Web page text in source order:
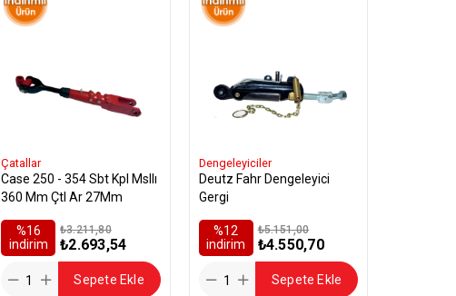
Çatallar
Case 250 - 354 Sbt Kpl Msllı
360 Mm Çtl Ar 27Mm
%16
i̇ndirim
₺2.693,54
₺3.211,80
Sepete Ekle
Dengeleyiciler
Deutz Fahr Dengeleyici
Gergi
%12
i̇ndirim
₺4.550,70
₺5.151,00
Sepete Ekle